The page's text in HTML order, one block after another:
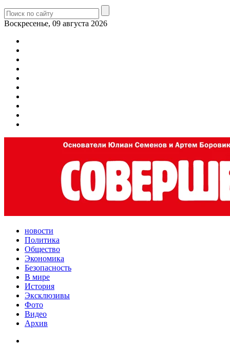
Воскресенье, 09 августа 2026
новости
Политика
Общество
Экономика
Безопасность
В мире
История
Эксклюзивы
Фото
Видео
Архив